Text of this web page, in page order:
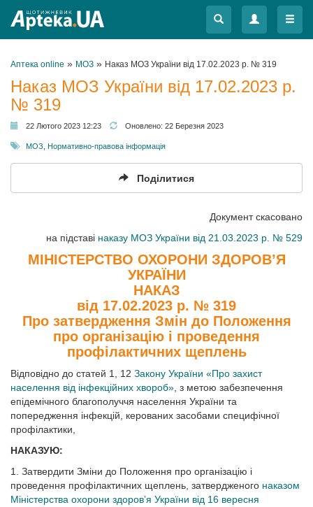
Меню
Меню
Аптека online » МОЗ » Наказ МОЗ України від 17.02.2023 р. № 319
Наказ МОЗ України від 17.02.2023 р.
№ 319
22 Лютого 2023 12:23 Оновлено: 22 Березня 2023
МОЗ Нормативно-правова інформація
Поділитися
Документ скасовано
на підставі наказу МОЗ України від 21.03.2023 р. № 529
МІНІСТЕРСТВО ОХОРОНИ ЗДОРОВ’Я
УКРАЇНИ
НАКАЗ
від 17.02.2023 р. № 319
Про затвердження Змін до Положення
про організацію і проведення
профілактичних щеплень
Відповідно до статей 1, 12 Закону України «Про захист
населення від інфекційних хвороб» , з метою забезпечення
епідемічного благополуччя населення України та
попередження інфекцій, керованих засобами специфічної
профілактики,
НАКАЗУЮ:
1. Затвердити Зміни до Положення про організацію і
проведення профілактичних щеплень, затвердженого наказом
Міністерства охорони здоров’я України від 16 вересня